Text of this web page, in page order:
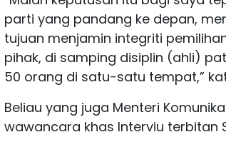
parti yang pandang ke depan,
tujuan menjamin integriti
pihak, di samping disiplin (ahli)
50 orang di satu-satu tempat,”
Beliau yang juga Menteri
wawancara khas Interviu terbitan